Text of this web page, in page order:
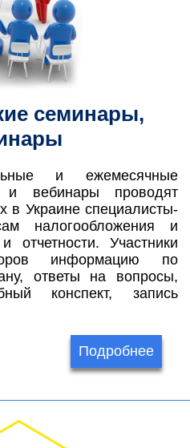
семинары,
и ежемесячные
и вебинары проводят
в Украине специалисты-
налогообложения и
отчетности. Участники
информацию по
ответы на вопросы,
конспект, запись
Подробнее